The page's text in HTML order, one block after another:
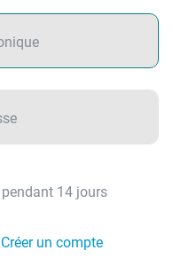
14 jours
Créer un compte